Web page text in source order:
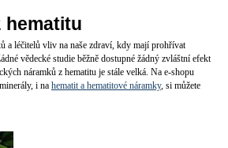
hematitu
a léčitelů vliv na naše zdraví, kdy mají prohřívat
vědecké studie běžně dostupné žádný zvláštní efekt
náramků z hematitu je stále velká. Na e-shopu
i na hematit a hematitové náramky, si můžete